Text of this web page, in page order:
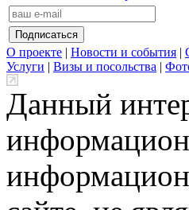
О проекте | Новости и события |
Услуги | Визы и посольства |
Данный